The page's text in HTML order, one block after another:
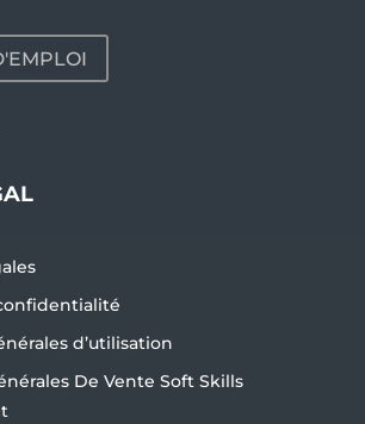
d’utilisation
De Vente Soft Skills